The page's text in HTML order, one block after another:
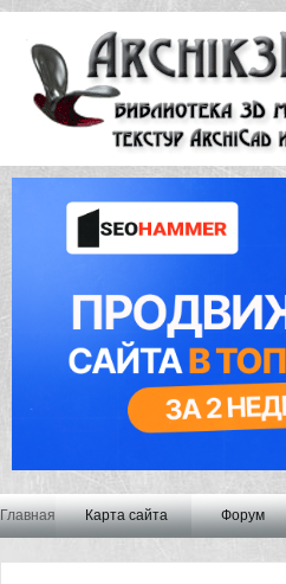
Главная Карта сайта Форум